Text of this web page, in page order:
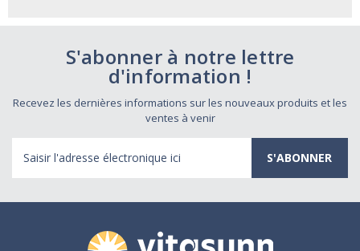
S'abonner à notre lettre
d'information !
Recevez les dernières informations sur les nouveaux produits et les
ventes à venir
électronique